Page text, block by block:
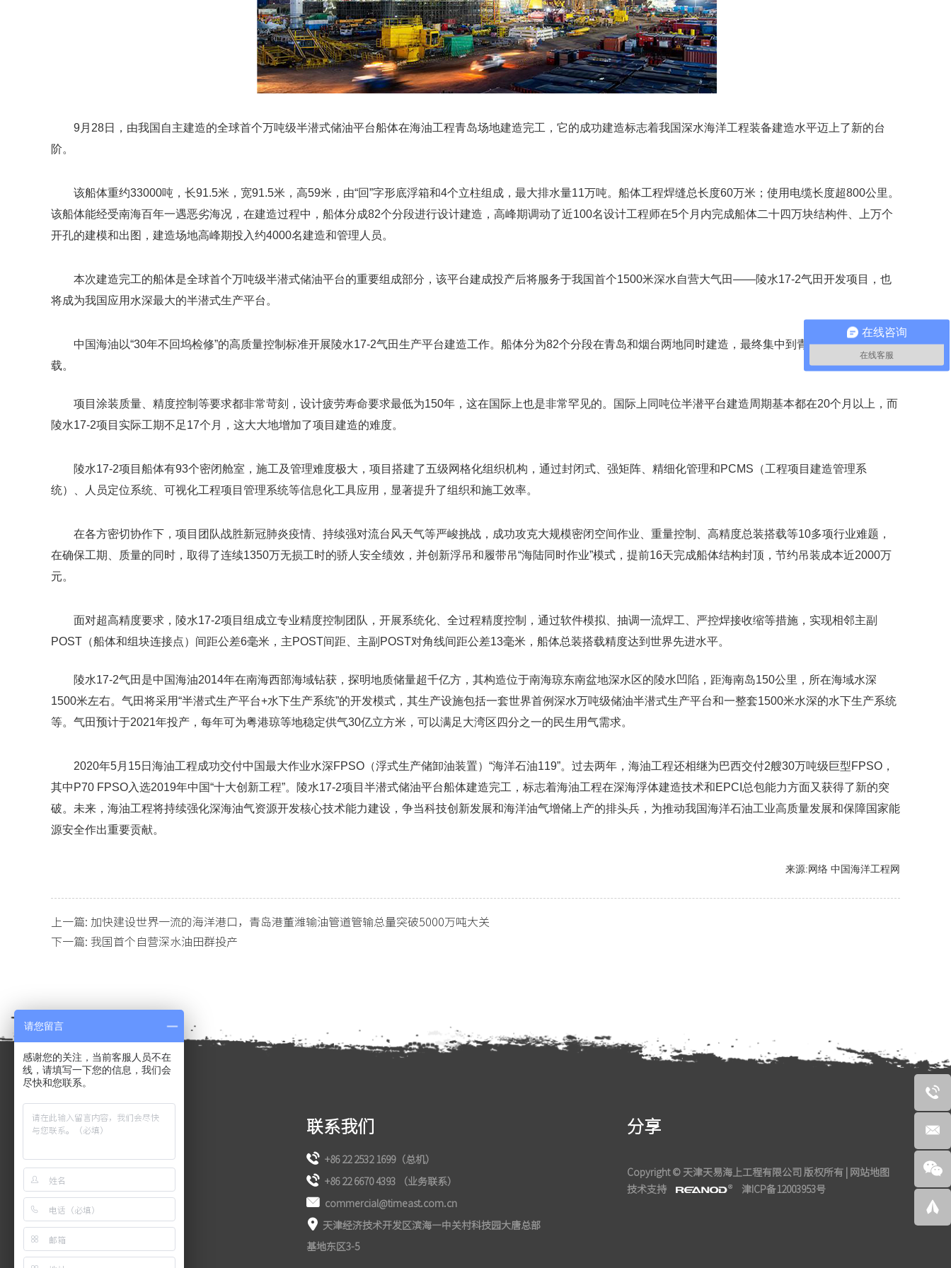
9月28日，由我国自主建造的全球首个万吨级半潜式储油平台船体在海油工程青岛场地建造完工，它的成功建造标志着我国深水海洋工程装备建造水平迈上了新的台
阶。
该船体重约33000吨，长91.5米，宽91.5米，高59米，由“回”字形底浮箱和4个立柱组成，最大排水量11万吨。船体工程焊缝总长度60万米；使用电缆长度超800公里。
该船体能经受南海百年一遇恶劣海况，在建造过程中，船体分成82个分段进行设计建造，高峰期调动了近100名设计工程师在5个月内完成船体二十四万块结构件、上万个
开孔的建模和出图，建造场地高峰期投入约4000名建造和管理人员。
本次建造完工的船体是全球首个万吨级半潜式储油平台的重要组成部分，该平台建成投产后将服务于我国首个1500米深水自营大气田——陵水17-2气田开发项目，也
将成为我国应用水深最大的半潜式生产平台。
中国海油以“30年不回坞检修”的高质量控制标准开展陵水17-2气田生产平台建造工作。船体分为82个分段在青岛和烟台两地同时建造，最终集中到青岛场地进行总装搭
载。
项目涂装质量、精度控制等要求都非常苛刻，设计疲劳寿命要求最低为150年，这在国际上也是非常罕见的。国际上同吨位半潜平台建造周期基本都在20个月以上，而
陵水17-2项目实际工期不足17个月，这大大地增加了项目建造的难度。
陵水17-2项目船体有93个密闭舱室，施工及管理难度极大，项目搭建了五级网格化组织机构，通过封闭式、强矩阵、精细化管理和PCMS（工程项目建造管理系
统）、人员定位系统、可视化工程项目管理系统等信息化工具应用，显著提升了组织和施工效率。
在各方密切协作下，项目团队战胜新冠肺炎疫情、持续强对流台风天气等严峻挑战，成功攻克大规模密闭空间作业、重量控制、高精度总装搭载等10多项行业难题，
在确保工期、质量的同时，取得了连续1350万无损工时的骄人安全绩效，并创新浮吊和履带吊“海陆同时作业”模式，提前16天完成船体结构封顶，节约吊装成本近2000万
元。
面对超高精度要求，陵水17-2项目组成立专业精度控制团队，开展系统化、全过程精度控制，通过软件模拟、抽调一流焊工、严控焊接收缩等措施，实现相邻主副
POST（船体和组块连接点）间距公差6毫米，主POST间距、主副POST对角线间距公差13毫米，船体总装搭载精度达到世界先进水平。
陵水17-2气田是中国海油2014年在南海西部海域钻获，探明地质储量超千亿方，其构造位于南海琼东南盆地深水区的陵水凹陷，距海南岛150公里，所在海域水深
1500米左右。气田将采用“半潜式生产平台+水下生产系统”的开发模式，其生产设施包括一套世界首例深水万吨级储油半潜式生产平台和一整套1500米水深的水下生产系统
等。气田预计于2021年投产，每年可为粤港琼等地稳定供气30亿立方米，可以满足大湾区四分之一的民生用气需求。
2020年5月15日海油工程成功交付中国最大作业水深FPSO（浮式生产储卸油装置）“海洋石油119”。过去两年，海油工程还相继为巴西交付2艘30万吨级巨型FPSO，
其中P70 FPSO入选2019年中国“十大创新工程”。陵水17-2项目半潜式储油平台船体建造完工，标志着海油工程在深海浮体建造技术和EPCI总包能力方面又获得了新的突
破。未来，海油工程将持续强化深海油气资源开发核心技术能力建设，争当科技创新发展和海洋油气增储上产的排头兵，为推动我国海洋石油工业高质量发展和保障国家能
源安全作出重要贡献。
来源:网络 中国海洋工程网
上一篇: 加快建设世界一流的海洋港口，青岛港董潍输油管道管输总量突破5000万吨大关
下一篇: 我国首个自营深水油田群投产
导航
首页
关于天易
主营业务
公司装备
新闻动态
行业趋势
联系我们
+86 22 2532 1699（总机）
+86 22 6670 4393 （业务联系）
commercial@timeast.com.cn
天津经济技术开发区滨海—中关村科技园大唐总部
基地东区3-5
分享
Copyright © 天津天易海上工程有限公司 版权所有 | 网站地图
技术支持
津ICP备12003953号
在线咨询
在线客服
请您留言
感谢您的关注，当前客服人员不在
线，请填写一下您的信息，我们会
尽快和您联系。